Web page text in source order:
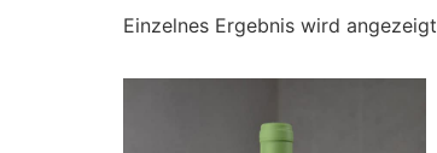
Einzelnes Ergebnis wird angezeigt